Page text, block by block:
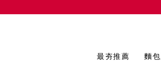
最夯推薦 麵包